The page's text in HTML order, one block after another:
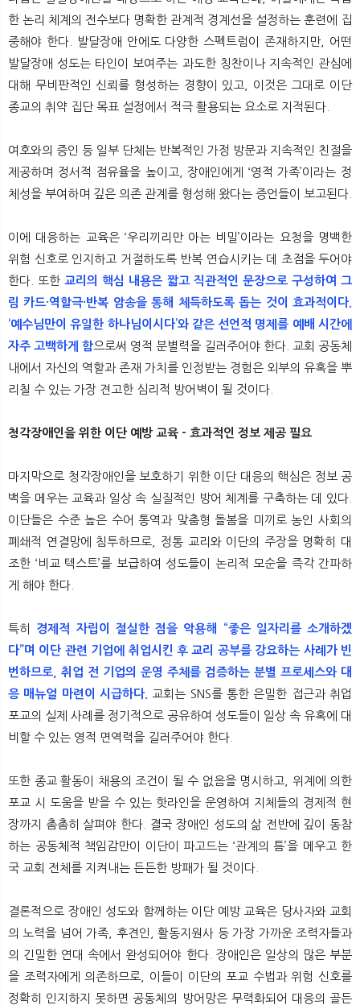
한 논리 체계의 전수보다 명확한 관계적 경계선을 설정하는 훈련에 집
중해야 한다. 발달장애 안에도 다양한 스펙트럼이 존재하지만, 어떤
발달장애 성도는 타인이 보여주는 과도한 칭찬이나 지속적인 관심에
대해 무비판적인 신뢰를 형성하는 경향이 있고, 이것은 그대로 이단
종교의 취약 집단 목표 설정에서 적극 활용되는 요소로 지적된다.
여호와의 증인 등 일부 단체는 반복적인 가정 방문과 지속적인 친절을
제공하며 정서적 점유율을 높이고, 장애인에게 ‘영적 가족’이라는 정
체성을 부여하며 깊은 의존 관계를 형성해 왔다는 증언들이 보고된다.
이에 대응하는 교육은 ‘우리끼리만 아는 비밀’이라는 요청을 명백한
위험 신호로 인지하고 거절하도록 반복 연습시키는 데 초점을 두어야
한다. 또한 교리의 핵심 내용은 짧고 직관적인 문장으로 구성하여 그
림 카드·역할극·반복 암송을 통해 체득하도록 돕는 것이 효과적이다.
‘예수님만이 유일한 하나님이시다’와 같은 선언적 명제를 예배 시간에
자주 고백하게 함으로써 영적 분별력을 길러주어야 한다. 교회 공동체
내에서 자신의 역할과 존재 가치를 인정받는 경험은 외부의 유혹을 뿌
리칠 수 있는 가장 견고한 심리적 방어벽이 될 것이다.
청각장애인을 위한 이단 예방 교육 - 효과적인 정보 제공 필요
마지막으로 청각장애인을 보호하기 위한 이단 대응의 핵심은 정보 공
백을 메우는 교육과 일상 속 실질적인 방어 체계를 구축하는 데 있다.
이단들은 수준 높은 수어 통역과 맞춤형 돌봄을 미끼로 농인 사회의
폐쇄적 연결망에 침투하므로, 정통 교리와 이단의 주장을 명확히 대
조한 ‘비교 텍스트’를 보급하여 성도들이 논리적 모순을 즉각 간파하
게 해야 한다.
특히 경제적 자립이 절실한 점을 악용해 “좋은 일자리를 소개하겠
다”며 이단 관련 기업에 취업시킨 후 교리 공부를 강요하는 사례가 빈
번하므로, 취업 전 기업의 운영 주체를 검증하는 분별 프로세스와 대
응 매뉴얼 마련이 시급하다.
교회는 SNS를 통한 은밀한 접근과 취업
포교의 실제 사례를 정기적으로 공유하여 성도들이 일상 속 유혹에 대
비할 수 있는 영적 면역력을 길러주어야 한다.
또한 종교 활동이 채용의 조건이 될 수 없음을 명시하고, 위계에 의한
포교 시 도움을 받을 수 있는 핫라인을 운영하여 지체들의 경제적 현
장까지 촘촘히 살펴야 한다. 결국 장애인 성도의 삶 전반에 깊이 동참
하는 공동체적 책임감만이 이단이 파고드는 ‘관계의 틈’을 메우고 한
국 교회 전체를 지켜내는 든든한 방패가 될 것이다.
결론적으로 장애인 성도와 함께하는 이단 예방 교육은 당사자와 교회
의 노력을 넘어 가족, 후견인, 활동지원사 등 가장 가까운 조력자들과
의 긴밀한 연대 속에서 완성되어야 한다. 장애인은 일상의 많은 부분
을 조력자에게 의존하므로, 이들이 이단의 포교 수법과 위험 신호를
정확히 인지하지 못하면 공동체의 방어망은 무력화되어 대응의 골든